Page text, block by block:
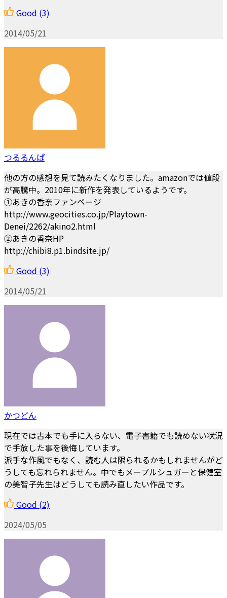
Good (3)
2014/05/21
つるるんぱ
他の方の感想を見て読みたくなりました。amazonでは値段
が高騰中。2010年に新作を発表しているようです。
①あきの香奈ファンページ
http://www.geocities.co.jp/Playtown-
Denei/2262/akino2.html
②あきの香奈HP
http://chibi8.p1.bindsite.jp/
Good (3)
2014/05/21
かつどん
現在では古本でも手に入らない、電子書籍でも読めない状況
で手放した事を後悔しています。
派手な作風でもなく、読む人は限られるかもしれませんがど
うしても忘れられません。中でもメープルシュガーと保健室
の美智子先生はどうしても読み直したい作品です。
Good (2)
2024/05/05